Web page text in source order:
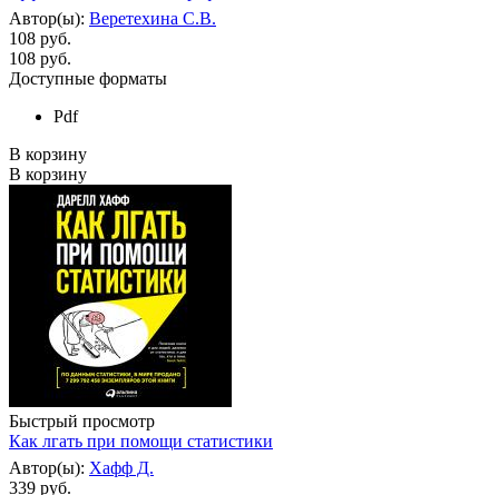
Автор(ы): Веретехина С.В.
108 руб.
108 руб.
Доступные форматы
Pdf
В корзину
В корзину
Быстрый просмотр
Как лгать при помощи статистики
Автор(ы): Хафф Д.
339 руб.